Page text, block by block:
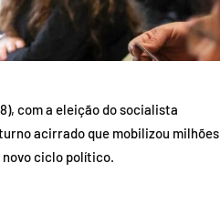
com a eleição do socialista
acirrado que mobilizou milhões
novo ciclo político.